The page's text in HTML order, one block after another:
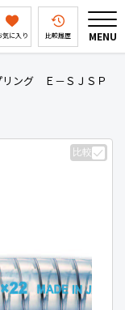
気に入り 比較履歴 MENU
リング Ｅ－ＳＪＳＰ
比較